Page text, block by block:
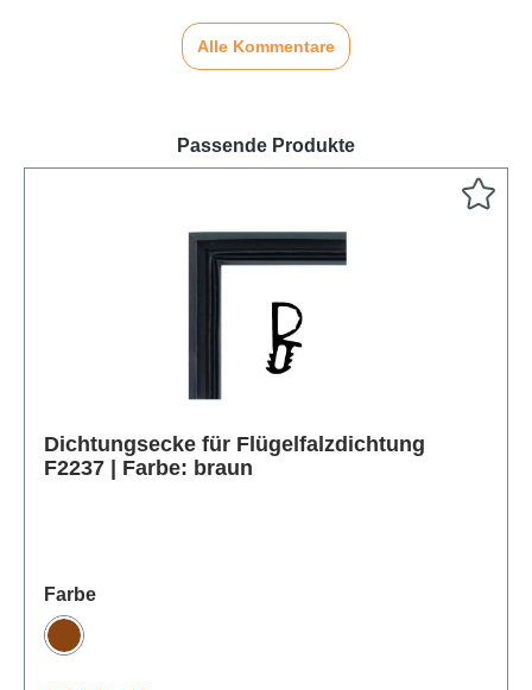
Alle Kommentare
Produktgalerie überspringen
Passende Produkte
Dichtungsecke für Flügelfalzdichtung
F2237 | Farbe: braun
Farbeauswählen
Braun